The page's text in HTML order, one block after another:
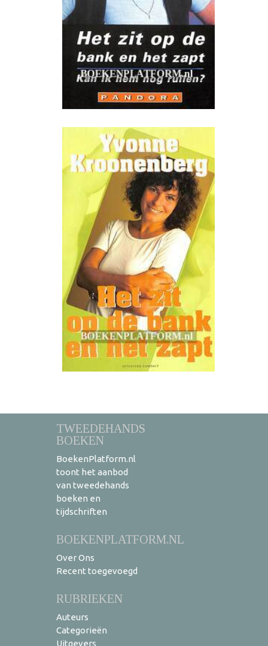
TWEEDEHANDS
BOEKEN
BoekenPlatform.nl
toont het aanbod
van tweedehands
boeken en
tijdschriften
BOEKENPLATFORM.NL
Over Ons
Recent toegevoegd
RUBRIEKEN
Auteurs
Categorieën
Uitgevers